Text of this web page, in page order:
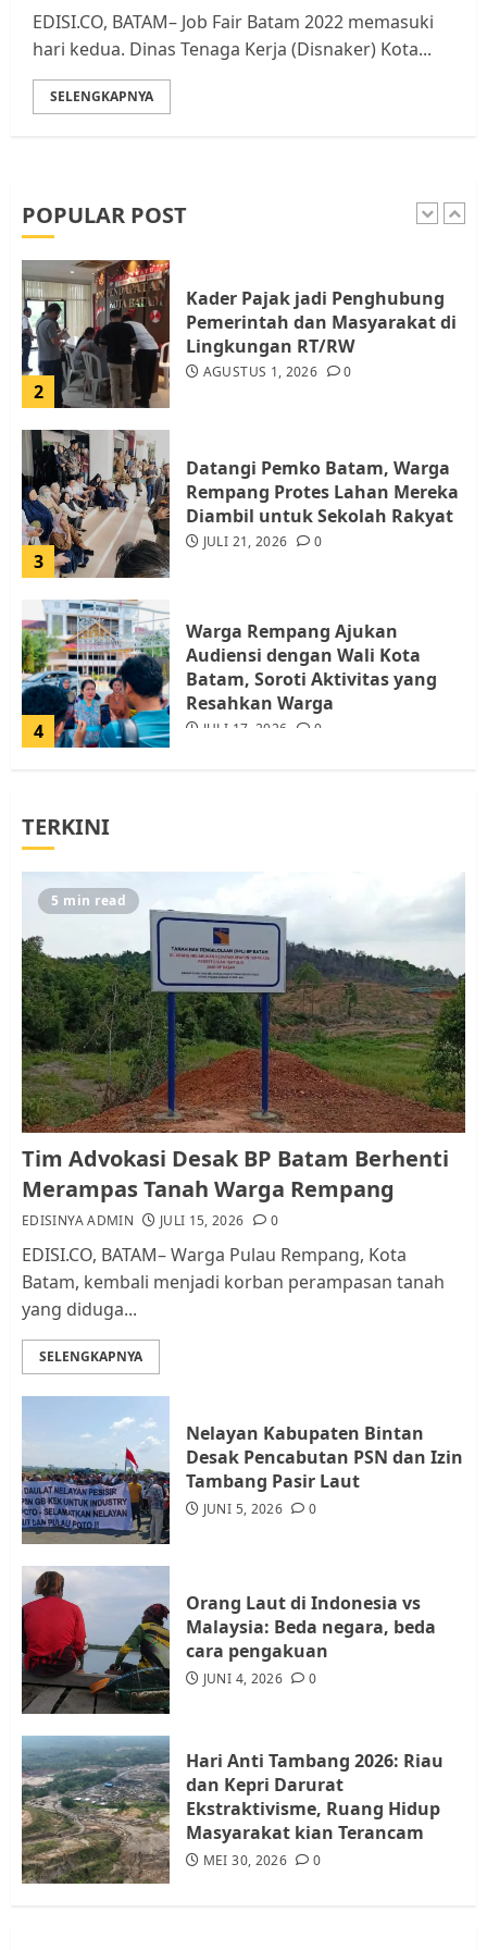
EDISI.CO, BATAM– Job Fair Batam 2022 memasuki
hari kedua. Dinas Tenaga Kerja (Disnaker) Kota...
SELENGKAPNYA
POPULAR POST
5
JULI 15, 2026 0
1
2
Kader Pajak jadi Penghubung
Pemerintah dan Masyarakat di
Lingkungan RT/RW
AGUSTUS 1, 2026 0
3
Datangi Pemko Batam, Warga
Rempang Protes Lahan Mereka
Diambil untuk Sekolah Rakyat
JULI 21, 2026 0
4
Warga Rempang Ajukan
Audiensi dengan Wali Kota
Batam, Soroti Aktivitas yang
Resahkan Warga
JULI 17, 2026 0
5
1
Pemko Batam Tegaskan RT dan
RW bukan Petugas Pendataan
dan Pemungutan Pajak
AGUSTUS 1, 2026 0
Kader Pajak jadi Penghubung
Pemerintah dan Masyarakat di
Lingkungan RT/RW
AGUSTUS 1, 2026
4
Warga Rempang Ajukan
Audiensi dengan Wali Kota
5
Tim Advokasi Desak BP Batam
Berhenti Merampas Tanah
TERKINI
5 min read
Tim Advokasi Desak BP Batam Berhenti
Merampas Tanah Warga Rempang
EDISINYA ADMIN JULI 15, 2026 0
EDISI.CO, BATAM– Warga Pulau Rempang, Kota
Batam, kembali menjadi korban perampasan tanah
yang diduga...
SELENGKAPNYA
Nelayan Kabupaten Bintan
Desak Pencabutan PSN dan Izin
Tambang Pasir Laut
JUNI 5, 2026 0
Orang Laut di Indonesia vs
Malaysia: Beda negara, beda
cara pengakuan
JUNI 4, 2026 0
Hari Anti Tambang 2026: Riau
dan Kepri Darurat
Ekstraktivisme, Ruang Hidup
Masyarakat kian Terancam
MEI 30, 2026 0